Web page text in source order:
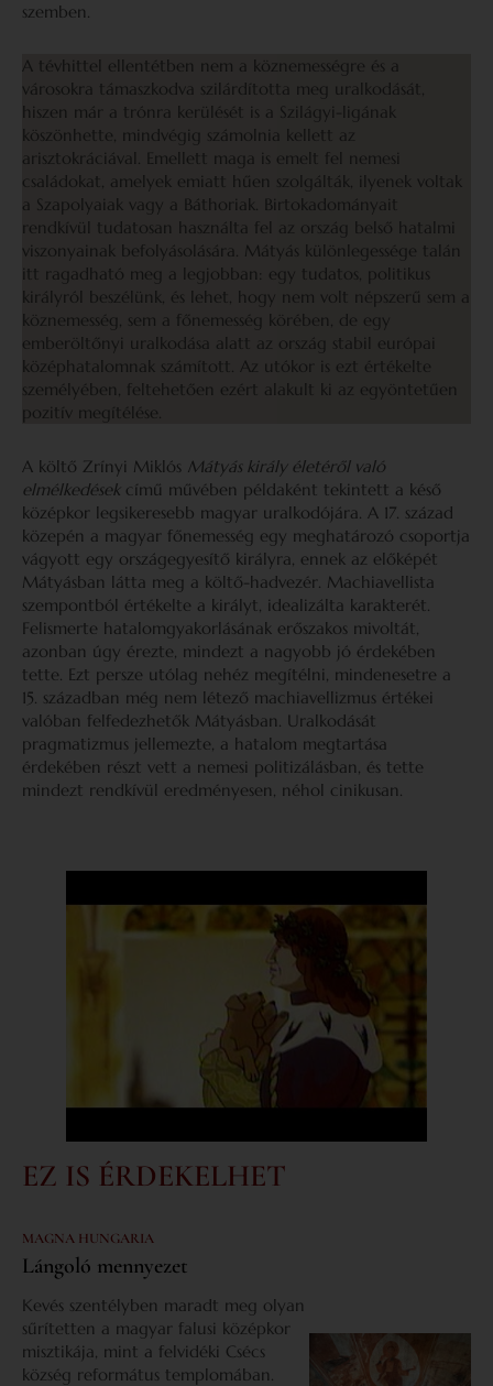
szemben.
A tévhittel ellentétben nem a köznemességre és a
városokra támaszkodva szilárdította meg uralkodását,
hiszen már a trónra kerülését is a Szilágyi-ligának
köszönhette, mindvégig számolnia kellett az
arisztokráciával. Emellett maga is emelt fel nemesi
családokat, amelyek emiatt hűen szolgálták, ilyenek voltak
a Szapolyaiak vagy a Báthoriak. Birtokadományait
rendkívül tudatosan használta fel az ország belső hatalmi
viszonyainak befolyásolására. Mátyás különlegessége talán
itt ragadható meg a legjobban: egy tudatos, politikus
királyról beszélünk, és lehet, hogy nem volt népszerű sem a
köznemesség, sem a főnemesség körében, de egy
emberöltőnyi uralkodása alatt az ország stabil európai
középhatalomnak számított. Az utókor is ezt értékelte
személyében, feltehetően ezért alakult ki az egyöntetűen
pozitív megítélése.
A költő Zrínyi Miklós Mátyás király életéről való
elmélkedések című művében példaként tekintett a késő
középkor legsikeresebb magyar uralkodójára. A 17. század
közepén a magyar főnemesség egy meghatározó csoportja
vágyott egy országegyesítő királyra, ennek az előképét
Mátyásban látta meg a költő-hadvezér. Machiavellista
szempontból értékelte a királyt, idealizálta karakterét.
Felismerte hatalomgyakorlásának erőszakos mivoltát,
azonban úgy érezte, mindezt a nagyobb jó érdekében
tette. Ezt persze utólag nehéz megítélni, mindenesetre a
15. században még nem létező machiavellizmus értékei
valóban felfedezhetők Mátyásban. Uralkodását
pragmatizmus jellemezte, a hatalom megtartása
érdekében részt vett a nemesi politizálásban, és tette
mindezt rendkívül eredményesen, néhol cinikusan.
EZ IS ÉRDEKELHET
MAGNA HUNGARIA
Lángoló mennyezet
Kevés szentélyben maradt meg olyan
sűrítetten a magyar falusi középkor
misztikája, mint a felvidéki Csécs
község református templomában.